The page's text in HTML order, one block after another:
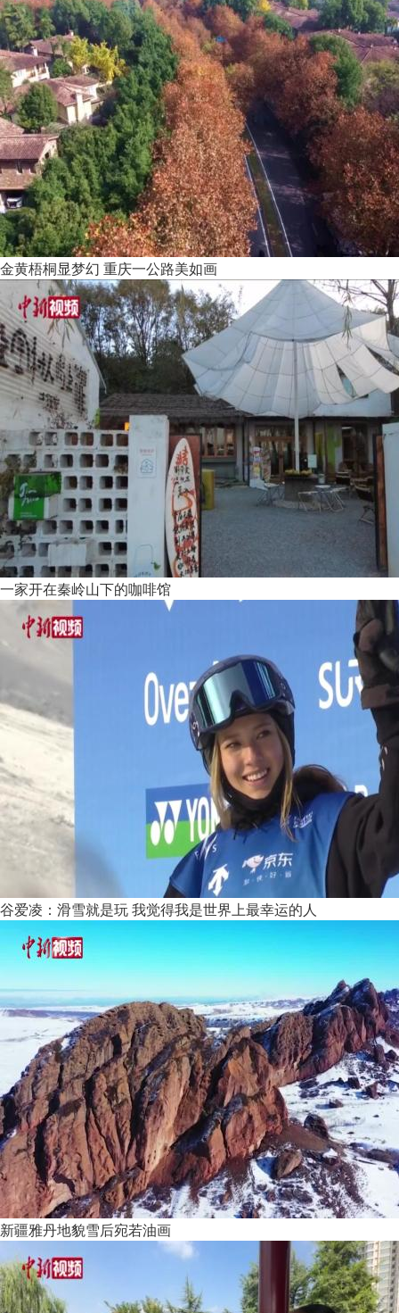
金黄梧桐显梦幻 重庆一公路美如画
一家开在秦岭山下的咖啡馆
谷爱凌：滑雪就是玩 我觉得我是世界上最幸运的人
新疆雅丹地貌雪后宛若油画